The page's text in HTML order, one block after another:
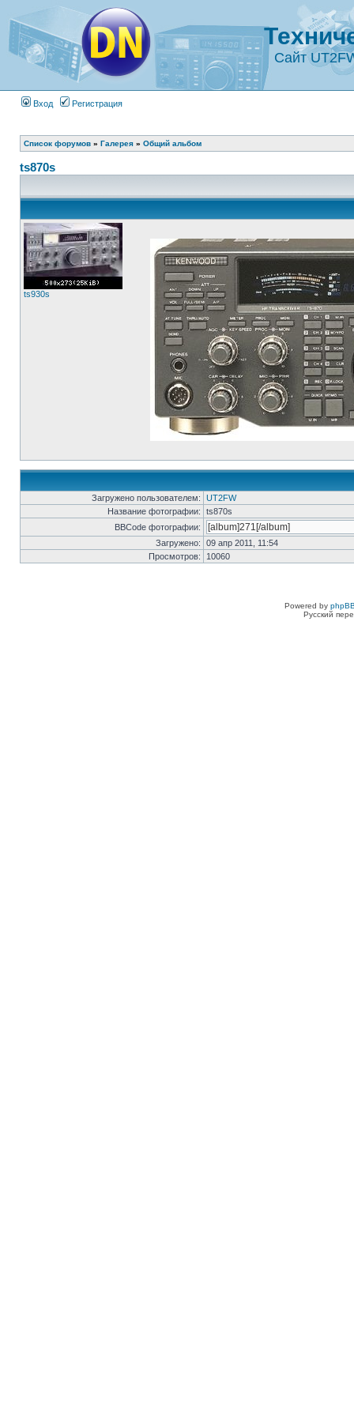
Сайт
Вход Регистрация
Список форумов » Галерея » Общий альбом
ts870s
ts930s
Загружено пользователем:
UT2FW
Название фотографии:
ts870s
BBCode фотографии:
Загружено:
09 апр 2011, 11:54
Просмотров:
10060
Powered by
Русский